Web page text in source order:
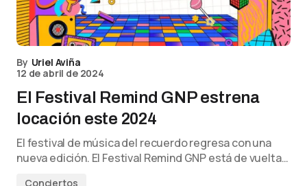
By Uriel Aviña
12 de abril de 2024
El Festival Remind GNP estrena
locación este 2024
El festival de música del recuerdo regresa con una
nueva edición. El Festival Remind GNP está de vuelta…
Conciertos